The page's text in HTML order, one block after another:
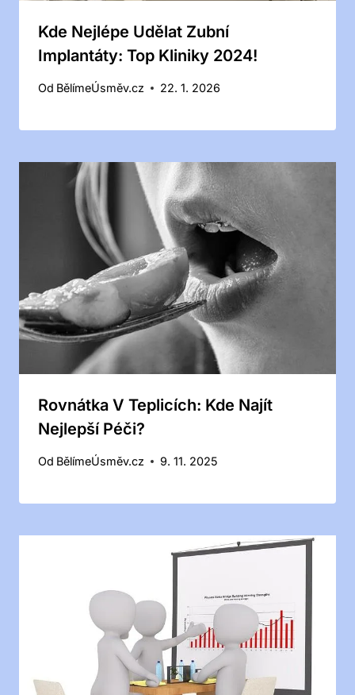
Kde Nejlépe Udělat Zubní
Implantáty: Top Kliniky 2024!
Od BělímeÚsměv.cz 22. 1. 2026
Rovnátka V Teplicích: Kde Najít
Nejlepší Péči?
Od BělímeÚsměv.cz 9. 11. 2025